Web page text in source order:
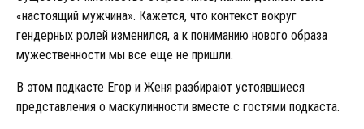
«настоящий мужчина». Кажется, что контекст вокруг
гендерных ролей изменился, а к пониманию нового образа
мужественности мы все еще не пришли.
В этом подкасте Егор и Женя разбирают устоявшиеся
представления о маскулинности вместе с гостями подкаста.